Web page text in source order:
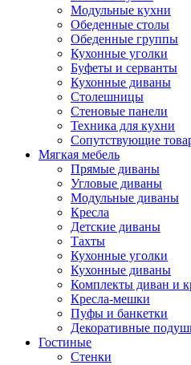
Модульные кухни
Обеденные столы
Обеденные группы
Кухонные уголки
Буфеты и серванты
Кухонные диваны
Столешницы
Стеновые панели
Техника для кухни
Сопутствующие
Мягкая мебель
Прямые диваны
Угловые диваны
Модульные диваны
Кресла
Детские диваны
Тахты
Кухонные уголки
Кухонные диваны
Комплекты диван и
Кресла-мешки
Пуфы и банкетки
Декоративные
Гостиные
Стенки